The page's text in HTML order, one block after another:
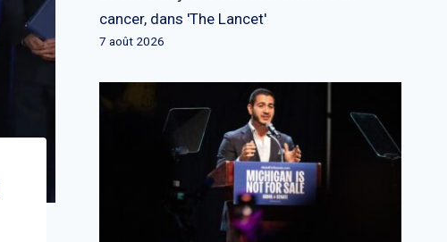
cancer, dans 'The Lancet'
7 août 2026